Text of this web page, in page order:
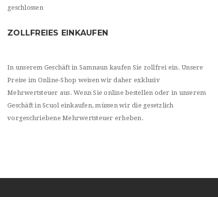
geschlossen
ZOLLFREIES EINKAUFEN
In unserem Geschäft in Samnaun kaufen Sie zollfrei ein. Unsere
Preise im Online-Shop weisen wir daher exklusiv
Mehrwertsteuer aus. Wenn Sie online bestellen oder in unserem
Geschäft in Scuol einkaufen, müssen wir die gesetzlich
vorgeschriebene Mehrwertsteuer erheben.